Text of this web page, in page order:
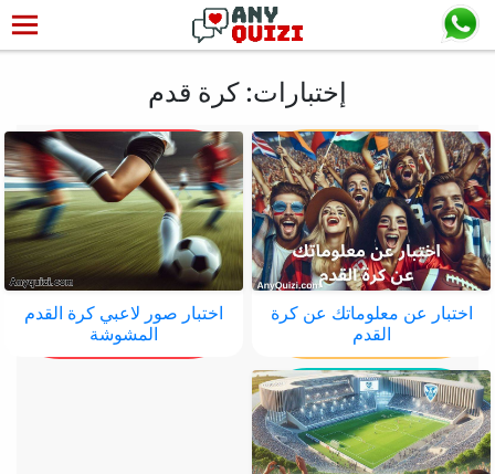
إختبارات: كرة قدم
اختبار عن معلوماتك عن كرة
القدم
اختبار صور لاعبي كرة القدم
المشوشة